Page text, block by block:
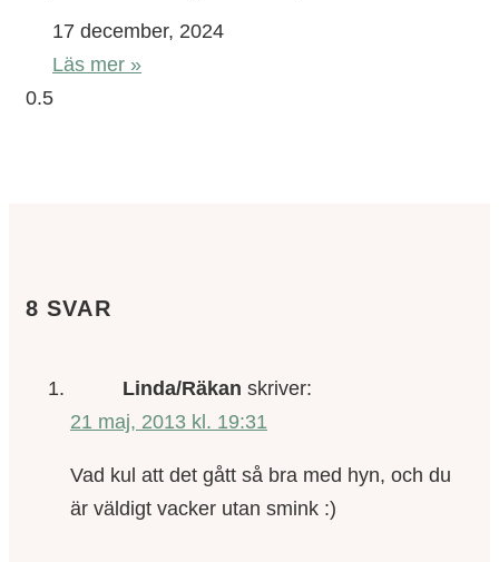
17 december, 2024
Läs mer »
8 SVAR
Linda/Räkan skriver:
21 maj, 2013 kl. 19:31
Vad kul att det gått så bra med hyn, och du
är väldigt vacker utan smink :)